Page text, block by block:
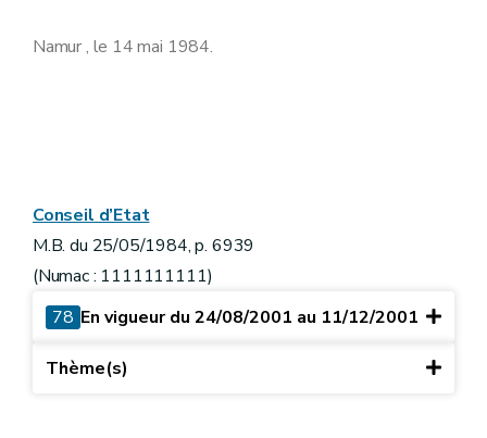
Namur , le 14 mai 1984.
Conseil d’Etat
M.B. du 25/05/1984, p. 6939
(Numac : 1111111111)
78 En vigueur du 24/08/2001 au 11/12/2001
Thème(s)